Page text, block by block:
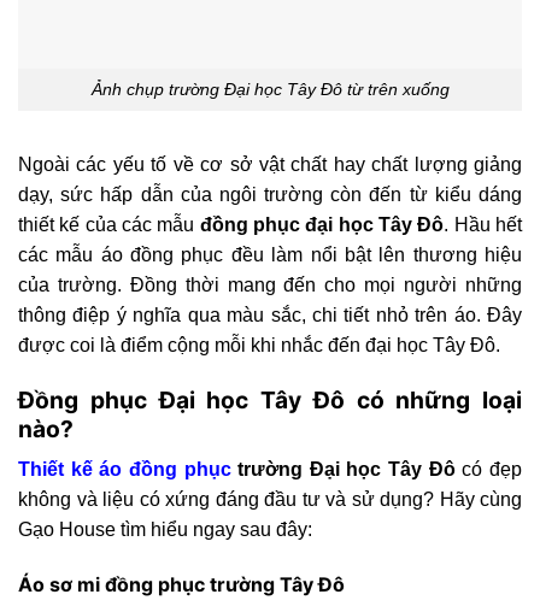
Ảnh chụp trường Đại học Tây Đô từ trên xuống
Ngoài các yếu tố về cơ sở vật chất hay chất lượng giảng
dạy, sức hấp dẫn của ngôi trường còn đến từ kiểu dáng
thiết kế của các mẫu đồng phục đại học Tây Đô. Hầu hết
các mẫu áo đồng phục đều làm nổi bật lên thương hiệu
của trường. Đồng thời mang đến cho mọi người những
thông điệp ý nghĩa qua màu sắc, chi tiết nhỏ trên áo. Đây
được coi là điểm cộng mỗi khi nhắc đến đại học Tây Đô.
Đồng phục Đại học Tây Đô có những loại
nào?
Thiết kế áo đồng phụctrường Đại học Tây Đôcó đẹp
không và liệu có xứng đáng đầu tư và sử dụng? Hãy cùng
Gạo House tìm hiểu ngay sau đây:
Áo sơ mi đồng phục trường Tây Đô